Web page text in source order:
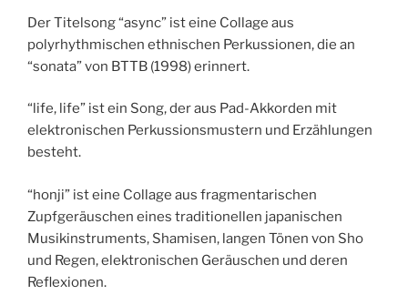
Der Titelsong “async” ist eine Collage aus
polyrhythmischen ethnischen Perkussionen, die an
“sonata” von BTTB (1998) erinnert.
“life, life” ist ein Song, der aus Pad-Akkorden mit
elektronischen Perkussionsmustern und Erzählungen
besteht.
“honji” ist eine Collage aus fragmentarischen
Zupfgeräuschen eines traditionellen japanischen
Musikinstruments, Shamisen, langen Tönen von Sho
und Regen, elektronischen Geräuschen und deren
Reflexionen.